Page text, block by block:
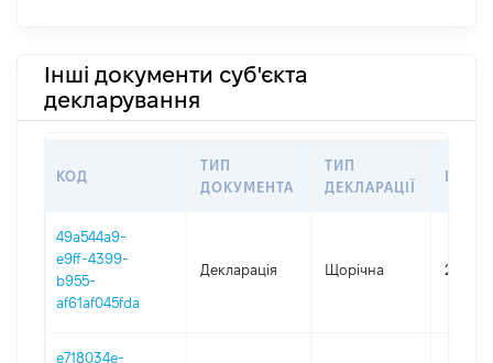
Інші документи суб'єкта
декларування
КОД
ТИП
ДОКУМЕНТА
ТИП
ДЕКЛАРАЦІЇ
49a544a9-
e9ff-4399-
b955-
af61af045fda
Декларація Щорічна 2025
e718034e-